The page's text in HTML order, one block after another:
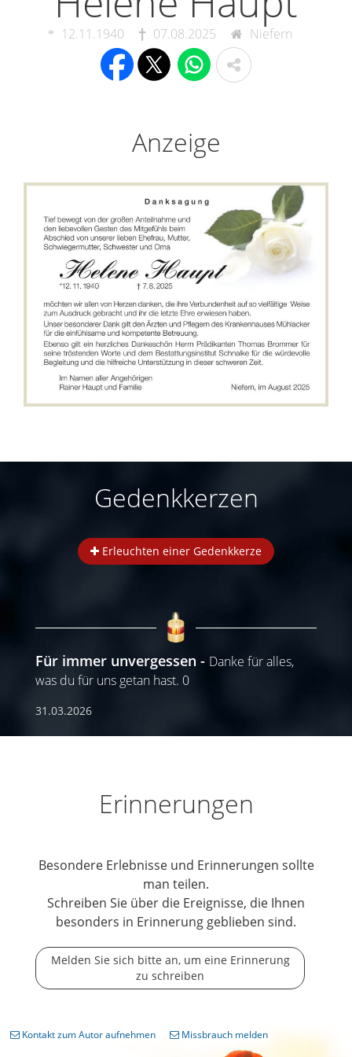
12.11.1940 07.08.2025 Niefern
Anzeige
Gedenkkerzen
Erleuchten einer Gedenkkerze
Für immer unvergessen
Danke für alles,
was du für uns getan hast. 0
31.03.2026
Erinnerungen
Besondere Erlebnisse und Erinnerungen sollte
man teilen.
Schreiben Sie über die Ereignisse, die Ihnen
besonders in Erinnerung geblieben sind.
Melden Sie sich bitte an, um eine Erinnerung
zu schreiben
Kontakt zum Autor aufnehmen Missbrauch melden